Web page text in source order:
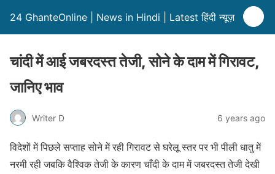
24 GhanteOnline | News in Hindi | Latest हिंदी न्यूज़
चांदी में आई जबरदस्त तेजी, सोने के दाम में गिरावट,
जानिए भाव
Writer D 6 years ago
विदेशों में पिछले सप्ताह सोने में रही गिरावट से घरेलू स्तर पर भी पीली धातु में
नरमी रही जबकि वैश्विक तेजी के कारण चाँदी के दाम में जबरदस्त तेजी देखी